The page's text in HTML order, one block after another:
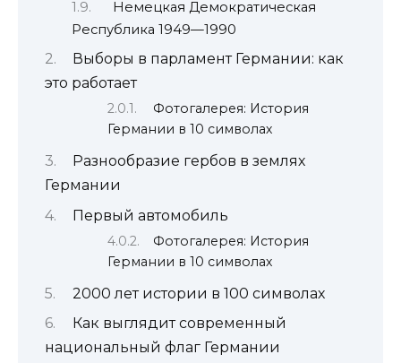
Немецкая Демократическая
Республика 1949—1990
Выборы в парламент Германии: как
это работает
Фотогалерея: История
Германии в 10 символах
Разнообразие гербов в землях
Германии
Первый автомобиль
Фотогалерея: История
Германии в 10 символах
2000 лет истории в 100 символах
Как выглядит современный
национальный флаг Германии